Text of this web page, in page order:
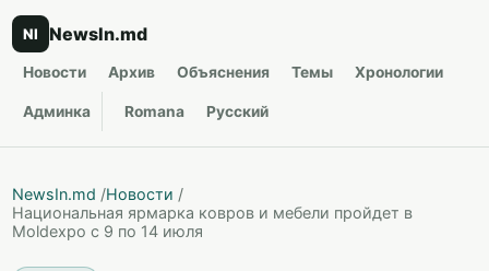
NI NewsIn.md
Новости Архив Объяснения Темы Хронологии
Админка Romana Русский
NewsIn.md /Новости /
Национальная ярмарка ковров и мебели пройдет в
Moldexpo с 9 по 14 июля